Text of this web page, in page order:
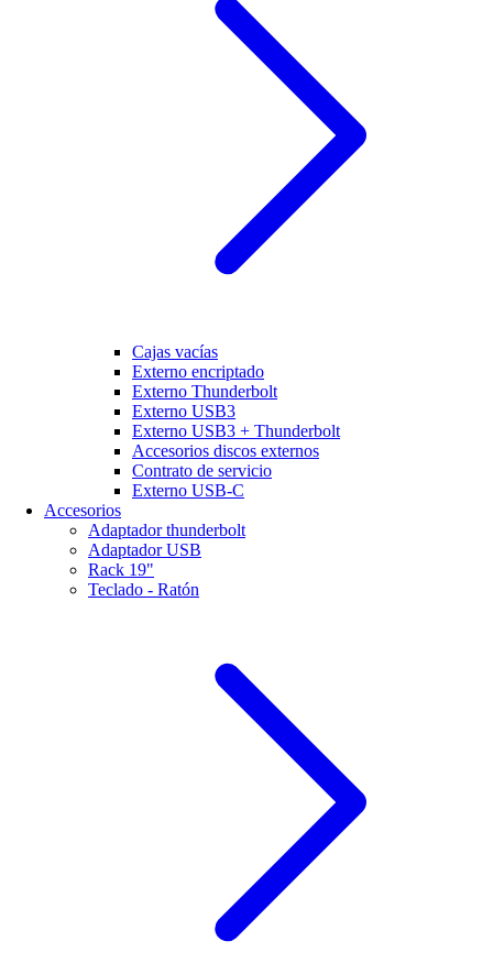
Cajas vacías
Externo encriptado
Externo Thunderbolt
Externo USB3
Externo USB3 + Thunderbolt
Accesorios discos externos
Contrato de servicio
Externo USB-C
Accesorios
Adaptador thunderbolt
Adaptador USB
Rack 19"
Teclado - Ratón